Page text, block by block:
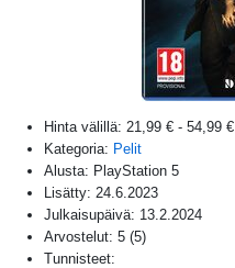
Hinta välillä: 21,99 € - 54,99 €
Kategoria: Pelit
Alusta: PlayStation 5
Lisätty: 24.6.2023
Julkaisupäivä: 13.2.2024
Arvostelut: 5 (5)
Tunnisteet: